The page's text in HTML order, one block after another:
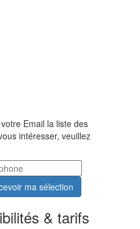
Email la liste des
intéresser, veuillez
ma sélection
& tarifs